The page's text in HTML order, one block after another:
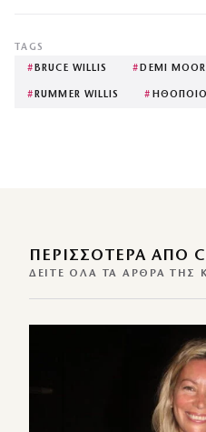
TAGS
# BRUCE WILLIS # DEMI
# RUMMER WILLIS #
ΠΕΡΙΣΣΌΤΕΡΑ ΑΠΌ
ΔΕΊΤΕ ΌΛΑ ΤΑ ΆΡΘΡΑ ΤΗΣ